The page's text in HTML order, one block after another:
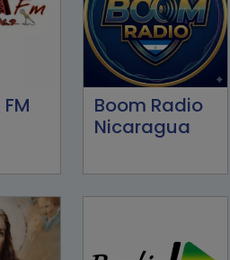
Boom Radio
Nicaragua